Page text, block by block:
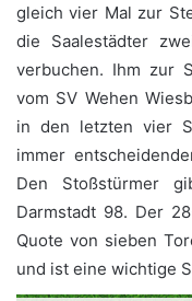
gleich vier Mal zur
die Saalestädter
verbuchen. Ihm zur
vom SV Wehen
in den letzten vier
immer
Den Stoßstürmer
Darmstadt 98. Der
Quote von sieben
und ist eine wichtige